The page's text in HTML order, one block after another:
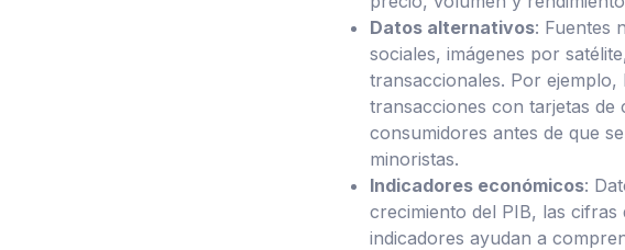
Datos alternativos: Fuentes
sociales, imágenes por
transaccionales. Por
transacciones con tarjetas de
consumidores antes de que
minoristas.
Indicadores económicos:
crecimiento del PIB, las cifras
indicadores ayudan a